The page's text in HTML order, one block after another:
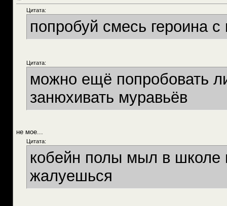
Цитата:
попробуй смесь героина
Цитата:
можно ещё попробовать
занюхивать муравьёв
не мое...
Цитата:
кобейн полы мыл в школе
жалуешься